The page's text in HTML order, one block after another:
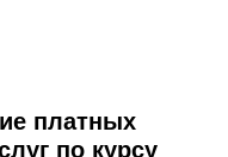
платных
по курсу